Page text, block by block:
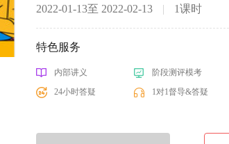
2022-01-13至 2022-02-13 | 1课时
特色服务
内部讲义 阶段测评模考
24小时答疑 1对1督导&答疑